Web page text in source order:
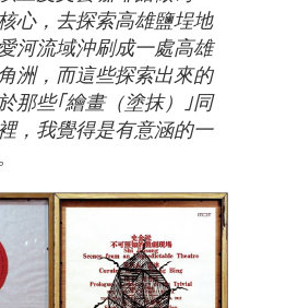
心，去探索高雄鹽埕地
河流域沖刷成一處高雄
洲，而這些探索出來的
那些｢繪畫（塗抹）｣同
，我覺得是有意涵的一